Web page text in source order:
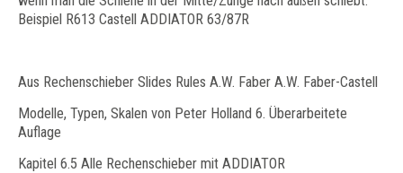
Beispiel R613 Castell ADDIATOR 63/87R
Aus Rechenschieber Slides Rules A.W. Faber A.W. Faber-Castell
Modelle, Typen, Skalen von Peter Holland 6. Überarbeitete
Auflage
Kapitel 6.5 Alle Rechenschieber mit ADDIATOR